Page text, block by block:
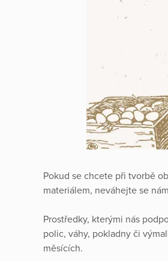
Pokud se chcete při tvorbě
materiálem, neváhejte se
Prostředky, kterými nás
polic, váhy, pokladny či
měsících.